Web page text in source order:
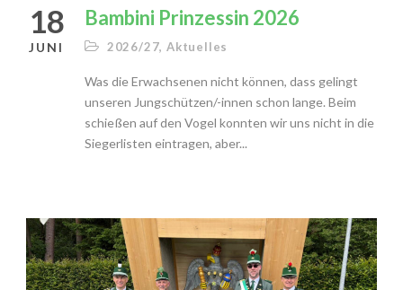
18
JUNI
Bambini Prinzessin 2026
2026/27, Aktuelles
Was die Erwachsenen nicht können, dass gelingt
unseren Jungschützen/-innen schon lange. Beim
schießen auf den Vogel konnten wir uns nicht in die
Siegerlisten eintragen, aber...